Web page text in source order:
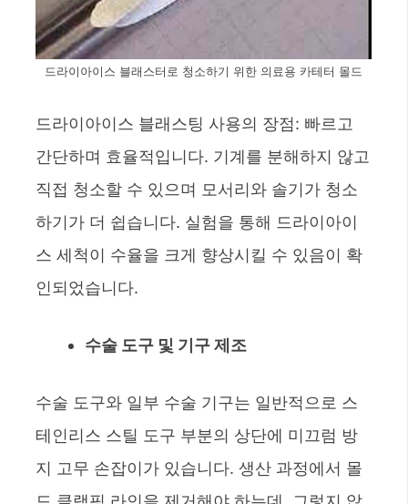
드라이아이스 블래스터로 청소하기 위한 의료용 카테터 몰드
드라이아이스 블래스팅 사용의 장점: 빠르고
간단하며 효율적입니다. 기계를 분해하지 않고
직접 청소할 수 있으며 모서리와 솔기가 청소
하기가 더 쉽습니다. 실험을 통해 드라이아이
스 세척이 수율을 크게 향상시킬 수 있음이 확
인되었습니다.
수술 도구 및 기구 제조
수술 도구와 일부 수술 기구는 일반적으로 스
테인리스 스틸 도구 부분의 상단에 미끄럼 방
지 고무 손잡이가 있습니다. 생산 과정에서 몰